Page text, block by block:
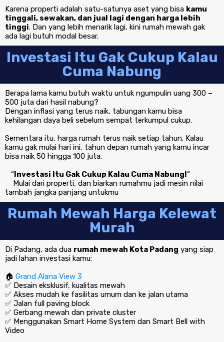
Karena properti adalah satu-satunya aset yang bisa kamu
tinggali, sewakan, dan jual lagi dengan harga lebih
tinggi. Dan yang lebih menarik lagi, kini rumah mewah gak
ada lagi butuh modal besar.
Investasi Itu Gak Cukup Kalau
Cuma Nabung
Berapa lama kamu butuh waktu untuk ngumpulin uang 300 –
500 juta dari hasil nabung?
Dengan inflasi yang terus naik, tabungan kamu bisa
kehilangan daya beli sebelum sempat terkumpul cukup.
Sementara itu, harga rumah terus naik setiap tahun. Kalau
kamu gak mulai hari ini, tahun depan rumah yang kamu incar
bisa naik 50 hingga 100 juta.
“Investasi Itu Gak Cukup Kalau Cuma Nabung!“
Mulai dari properti, dan biarkan rumahmu jadi mesin nilai
tambah jangka panjang untukmu
Rumah Mewah Harga Kelewat
Murah
Di Padang, ada dua rumah mewah Kota Padang yang siap
jadi lahan investasi kamu:
🏠 Grand Alana View 3
✅ Desain eksklusif, kualitas mewah
✅ Akses mudah ke fasilitas umum dan ke jalan utama
✅ Jalan full paving block
✅ Gerbang mewah dan private cluster
✅ Menggunakan Smart Home System dan Smart Bell with
Video